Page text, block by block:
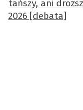
tańszy, ani
2026 [debata]